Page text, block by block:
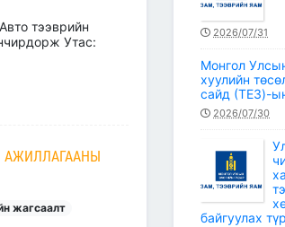
тээврийн
Утас:
АЖИЛЛАГААНЫ
жагсаалт
2026/07/31
Монгол
хуулийн
сайд (ТЕЗ)-
2026/07/30
байгуулах